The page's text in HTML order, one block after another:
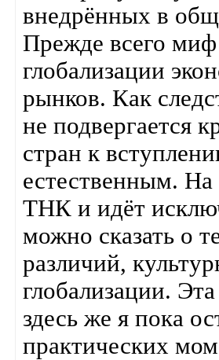
внедрённых в
Прежде всего
глобализации
рынков. Как
не подвергается
стран к
естественным. На
ТНК и идёт
можно сказать о
различий,
глобализации.
здесь же я пока
практических